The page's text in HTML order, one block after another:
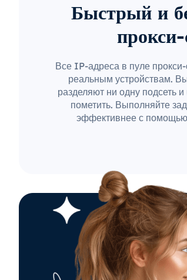
Быстрый и
Все IP-адреса в пуле
реальным устройствам.
разделяют ни одну подсеть
пометить. Выполняйте
эффективнее с